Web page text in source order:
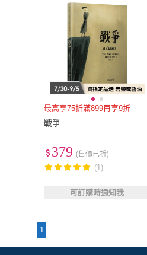
最高享75折滿899再享9折
戰爭
379 (售價已折)
(1)
可訂購時通知我
1